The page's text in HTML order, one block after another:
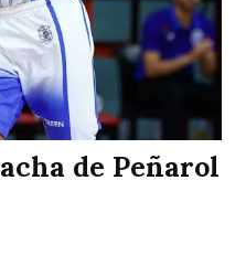
de Peñarol